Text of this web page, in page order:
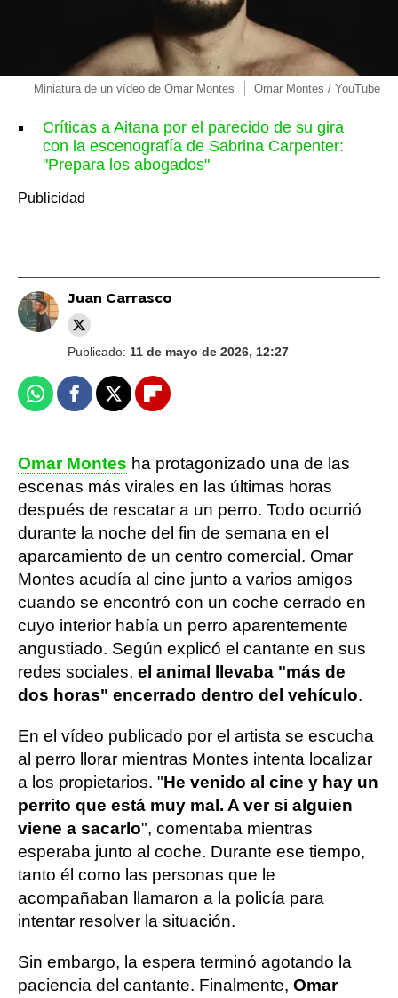
Miniatura de un vídeo de Omar Montes Omar Montes / YouTube
Críticas a Aitana por el parecido de su gira
con la escenografía de Sabrina Carpenter:
"Prepara los abogados"
Juan Carrasco
Publicado: 11 de mayo de 2026, 12:27
WhatsappFacebook
X Flipboard
Omar Montes ha protagonizado una de las
escenas más virales en las últimas horas
después de rescatar a un perro. Todo ocurrió
durante la noche del fin de semana en el
aparcamiento de un centro comercial. Omar
Montes acudía al cine junto a varios amigos
cuando se encontró con un coche cerrado en
cuyo interior había un perro aparentemente
angustiado. Según explicó el cantante en sus
redes sociales, el animal llevaba "más de
dos horas" encerrado dentro del vehículo.
En el vídeo publicado por el artista se escucha
al perro llorar mientras Montes intenta localizar
a los propietarios. "He venido al cine y hay un
perrito que está muy mal. A ver si alguien
viene a sacarlo", comentaba mientras
esperaba junto al coche. Durante ese tiempo,
tanto él como las personas que le
acompañaban llamaron a la policía para
intentar resolver la situación.
Sin embargo, la espera terminó agotando la
paciencia del cantante. Finalmente, Omar